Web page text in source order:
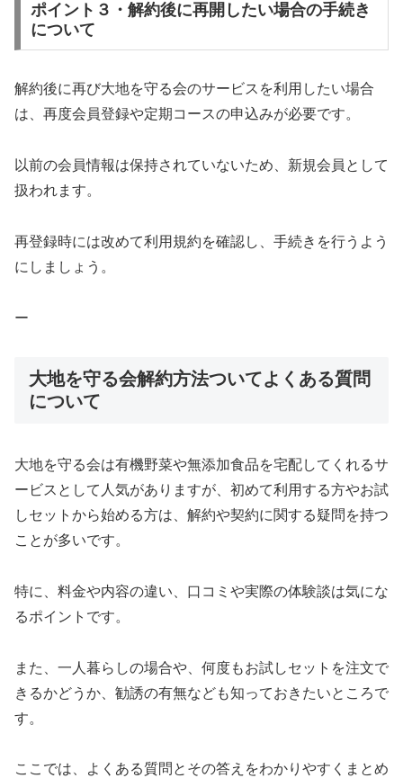
ポイント３・解約後に再開したい場合の手続き
について
解約後に再び大地を守る会のサービスを利用したい場合
は、再度会員登録や定期コースの申込みが必要です。
以前の会員情報は保持されていないため、新規会員として
扱われます。
再登録時には改めて利用規約を確認し、手続きを行うよう
にしましょう。
ー
大地を守る会解約方法ついてよくある質問
について
大地を守る会は有機野菜や無添加食品を宅配してくれるサ
ービスとして人気がありますが、初めて利用する方やお試
しセットから始める方は、解約や契約に関する疑問を持つ
ことが多いです。
特に、料金や内容の違い、口コミや実際の体験談は気にな
るポイントです。
また、一人暮らしの場合や、何度もお試しセットを注文で
きるかどうか、勧誘の有無なども知っておきたいところで
す。
ここでは、よくある質問とその答えをわかりやすくまとめ